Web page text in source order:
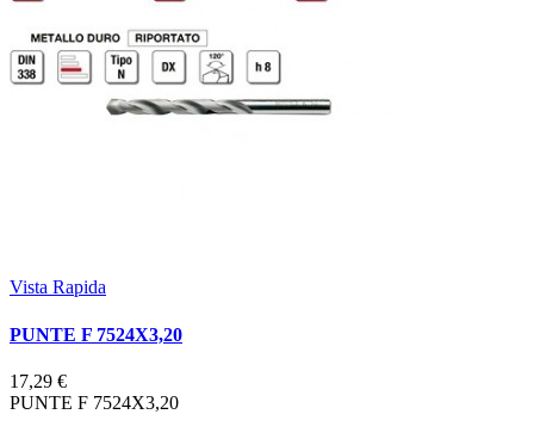
Vista Rapida
PUNTE F 7524X3,20
17,29 €
PUNTE F 7524X3,20